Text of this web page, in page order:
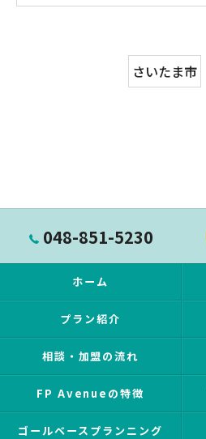
さいたま市
048-851-5230
ホーム
プラン紹介
相談・加盟の流れ
FP Avenueの特徴
ゴールベースプランニング